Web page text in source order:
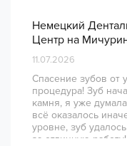
Немецкий
Центр на
11.07.2026
Спасение зубов от
процедура! Зуб
камня, я уже
всё оказалось
уровне, зуб
за отличную работу!